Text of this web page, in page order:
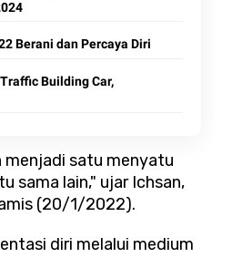
Berani dan Percaya Diri
Building Car,
menjadi satu menyatu
sama lain," ujar Ichsan,
(20/1/2022).
diri melalui medium